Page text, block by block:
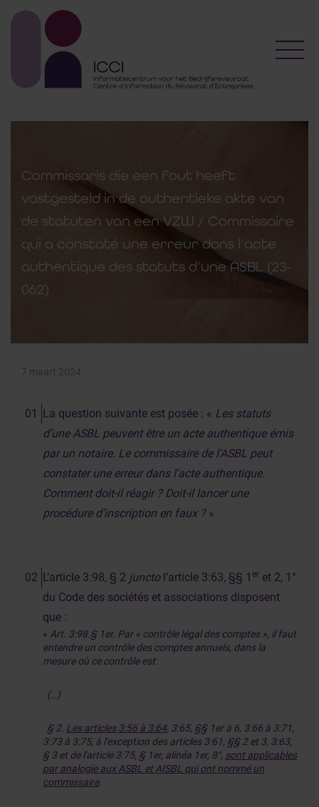
Commissaris die een fout heeft
vastgesteld in de authentieke akte van
de statuten van een VZW / Commissaire
qui a constaté une erreur dans l’acte
authentique des statuts d’une ASBL (23-
062)
7 maart 2024
La question suivante est posée : « Les statuts
d’une ASBL peuvent être un acte authentique émis
par un notaire. Le commissaire de l’ASBL peut
constater une erreur dans l'acte authentique.
Comment doit-il réagir ? Doit-il lancer une
procédure d’inscription en faux ?»
L’article 3:98, § 2 junctol’article 3:63, §§ 1 er et 2, 1°
du Code des sociétés et associations disposent
que :
« Art. 3:98.§ 1er. Par « contrôle légal des comptes », il faut
entendre un contrôle des comptes annuels, dans la
mesure où ce contrôle est:
(…)
§ 2. Les articles 3:56 à 3:64, 3:65, §§ 1er à 6, 3:66 à 3:71,
3:73 à 3:75, à l'exception des articles 3:61, §§ 2 et 3, 3:63,
§ 3 et de l'article 3:75, § 1er, alinéa 1er, 8°, sont applicables
par analogie aux ASBL et AISBL qui ont nommé un
commissaire.